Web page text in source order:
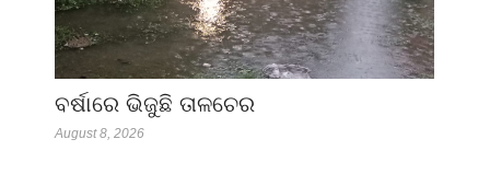
ବର୍ଷାରେ ଭିଜୁଛି ତାଳଚେର
August 8, 2026